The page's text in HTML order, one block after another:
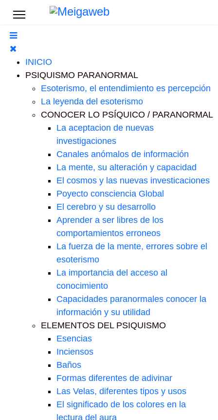
INICIO
PSIQUISMO PARANORMAL
Esoterismo, el entendimiento es percepción
La leyenda del esoterismo
CONOCER LO PSÍQUICO / PARANORMAL
La aceptacion de nuevas
investigaciones
Canales anómalos de información
La mente, su alteración y capacidad
El cosmos y las nuevas investicaciones
Poyecto consciencia Global
El cerebro y su desarrollo
Aprender a ser libres de los
comportamientos erroneos
La fuerza de la mente, errores sobre el
esoterismo
La importancia del acceso al
conocimiento
Capacidades paranormales conocer la
información y su utilidad
ELEMENTOS DEL PSIQUISMO
Esencias
Inciensos
Baños
Formas diferentes de adivinar
Las Velas, diferentes tipos y usos
El significado de los colores en la
lectura del aura